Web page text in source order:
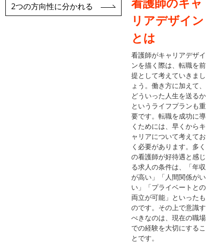
リアデザイン
とは
看護師がキャリアデザイ
ンを描く際は、転職を前
提として考えていきまし
ょう。働き方に加えて、
どういった人生を送るか
というライフプランも重
要です。転職を成功に導
くためには、早くからキ
ャリアについて考えてお
く必要があります。多く
の看護師が好待遇と感じ
る求人の条件は、「年収
が高い」「人間関係がい
い」「プライベートとの
両立が可能」といったも
のです。その上で意識す
べきなのは、現在の職場
での経験を大切にするこ
とです。
2つの方向性に分かれる